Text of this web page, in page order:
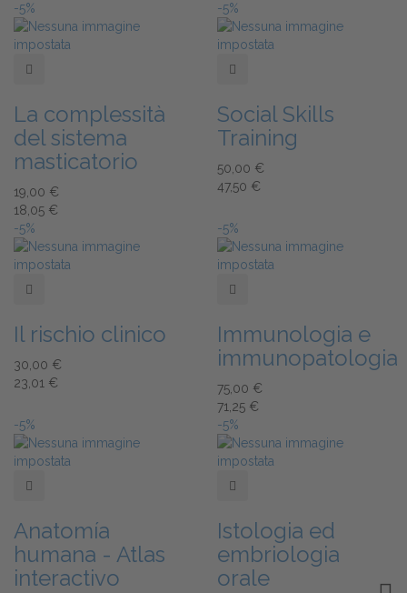
-5%
La complessità
del sistema
masticatorio
19,00 €
18,05 €
-5%
Social Skills
Training
50,00 €
47,50 €
-5%
Il rischio clinico
30,00 €
23,01 €
-5%
Immunologia e
immunopatologia
75,00 €
71,25 €
-5%
Anatomía
humana - Atlas
interactivo
-5%
Istologia ed
embriologia
orale